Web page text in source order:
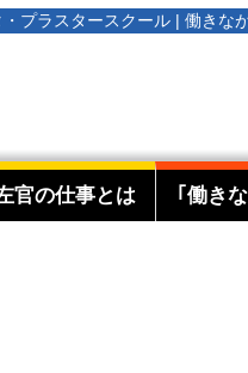
プラスタースクール | 働き
官の仕事とは ｢働き